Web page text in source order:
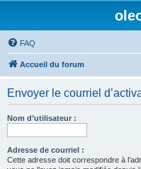
FAQ
Accueil du forum
Envoyer le courriel
Nom d’utilisateur :
Adresse de courriel :
Cette adresse doit correspondre à